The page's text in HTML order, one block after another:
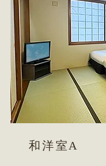
和洋室A